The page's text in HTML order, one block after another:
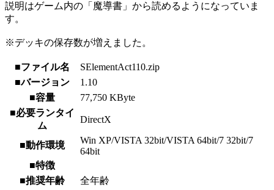
説明はゲーム内の「魔導書」から読めるようになっていま
す。
※デッキの保存数が増えました。
■ファイル名
SElementAct110.zip
■バージョン
1.10
■容量
77,750 KByte
■必要ランタイ
ム
DirectX
■動作環境
Win XP/VISTA 32bit/VISTA 64bit/7 32bit/7
64bit
■特徴
■推奨年齢
全年齢